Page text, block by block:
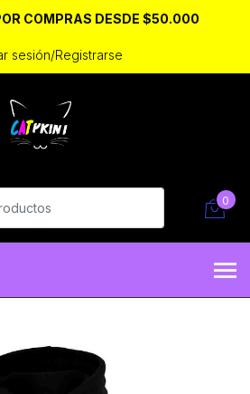
COMPRAS DESDE $50.000
sesión/Registrarse
0